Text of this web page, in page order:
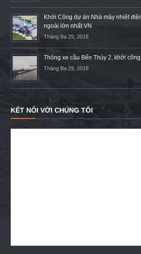
Khởi Công dự án Nhà máy nhiệt
ngoài lớn nhất VN
Tháng Ba 29, 2018
Thông xe cầu Bến Thủy 2, khởi
Tháng Ba 29, 2018
KẾT NỐI VỚI CHÚNG TÔI